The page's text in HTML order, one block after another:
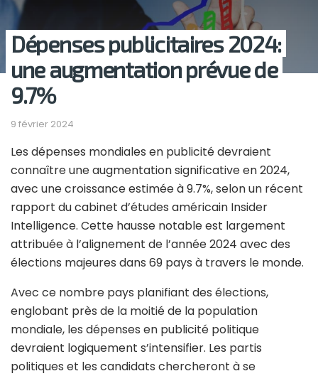
Dépenses publicitaires 2024:
une augmentation prévue de
9.7%
9 février 2024
Les dépenses mondiales en publicité devraient
connaître une augmentation significative en 2024,
avec une croissance estimée à 9.7%, selon un récent
rapport du cabinet d’études américain Insider
Intelligence. Cette hausse notable est largement
attribuée à l’alignement de l’année 2024 avec des
élections majeures dans 69 pays à travers le monde.
Avec ce nombre pays planifiant des élections,
englobant près de la moitié de la population
mondiale, les dépenses en publicité politique
devraient logiquement s’intensifier. Les partis
politiques et les candidats chercheront à se